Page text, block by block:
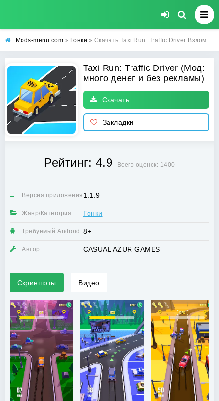
Mods-menu.com » Гонки » Скачать Taxi Run: Traffic Driver Взлом на много денег и без рекламы на андроид
Taxi Run: Traffic Driver (Мод:
много денег и без рекламы)
Скачать
Закладки
Рейтинг: 4.9 Всего оценок: 1400
Версия приложения:1.1.9
Жанр/Категория: Гонки
Требуемый Android: 8+
Автор: CASUAL AZUR GAMES
Скриншоты Видео